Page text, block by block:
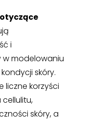
i
modelowaniu
skóry.
liczne korzyści
skóry, a